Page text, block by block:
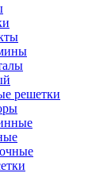
решетки